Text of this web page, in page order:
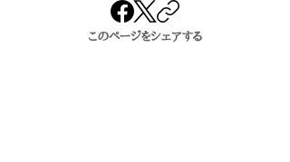
このページをシェアする